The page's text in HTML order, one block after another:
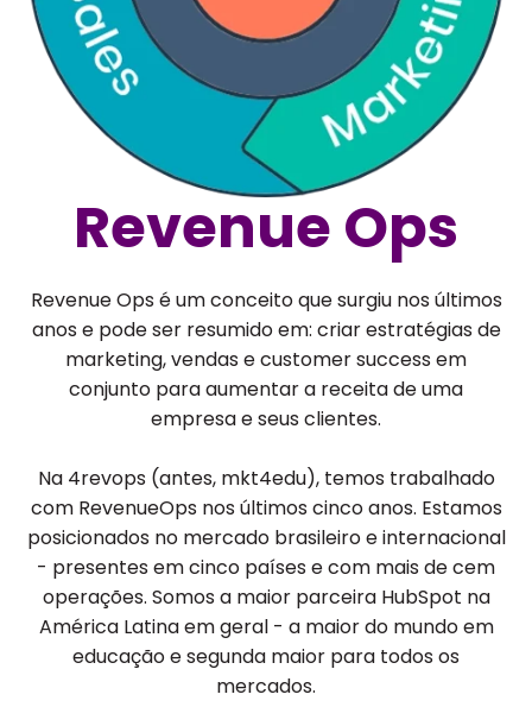
Revenue Ops
Revenue Ops é um conceito que surgiu nos últimos
anos e pode ser resumido em: criar estratégias de
marketing, vendas e customer success em
conjunto para aumentar a receita de uma
empresa e seus clientes.
Na 4revops (antes, mkt4edu), temos trabalhado
com RevenueOps nos últimos cinco anos. Estamos
posicionados no mercado brasileiro e internacional
- presentes em cinco países e com mais de cem
operações. Somos a maior parceira HubSpot na
América Latina em geral - a maior do mundo em
educação e segunda maior para todos os
mercados.